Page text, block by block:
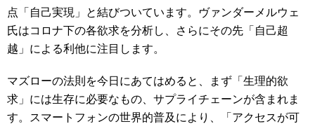
点「自己実現」と結びついています。ヴァンダーメルウェ
氏はコロナ下の各欲求を分析し、さらにその先「自己超
越」による利他に注目します。
マズローの法則を今日にあてはめると、まず「生理的欲
求」には生存に必要なもの、サプライチェーンが含まれま
す。スマートフォンの世界的普及により、「アクセスが可